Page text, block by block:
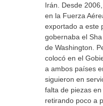
Irán. Desde
en la Fuerza
exportado a este
gobernaba el Sha
de Washington.
colocó en el
a ambos países
siguieron en
falta de piezas
retirando poco a